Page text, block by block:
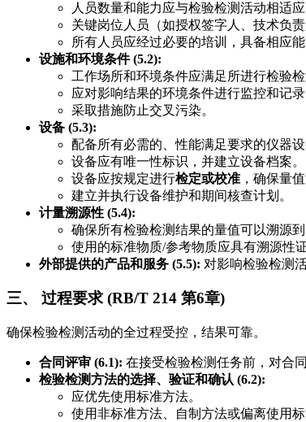
人员数量和能力应与检验检测活动相适应
关键岗位人员（如授权签字人、技术负
所有人员应经过必要的培训，具备相应能
设施和环境条件 (5.2):
工作场所和环境条件应满足所进行检验
应对影响结果的环境条件进行监控和记录
采取措施防止交叉污染。
设备 (5.3):
配备所有必需的、性能满足要求的仪器设
设备应有唯一性标识，并建立设备档案。
设备应按规定进行检定或校准 ，确保量值
建立并执行设备维护和期间核查计划。
计量溯源性 (5.4):
确保所有检验检测结果的量值可以溯源
使用的标准物质/参考物质应具有溯源性证
外部提供的产品和服务 (5.5): 对影响检验检测
三、 过程要求 (RB/T 214 第6章)
确保检验检测活动的全过程受控，结果可靠。
合同评审 (6.1): 在接受检验检测任务前，对合
检验检测方法的选择、验证和确认 (6.2):
应优先使用标准方法。
使用非标准方法、自制方法或偏离使用